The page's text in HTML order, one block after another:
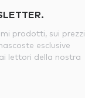
prodotti, sui prezzi
esclusive
lettori della nostra